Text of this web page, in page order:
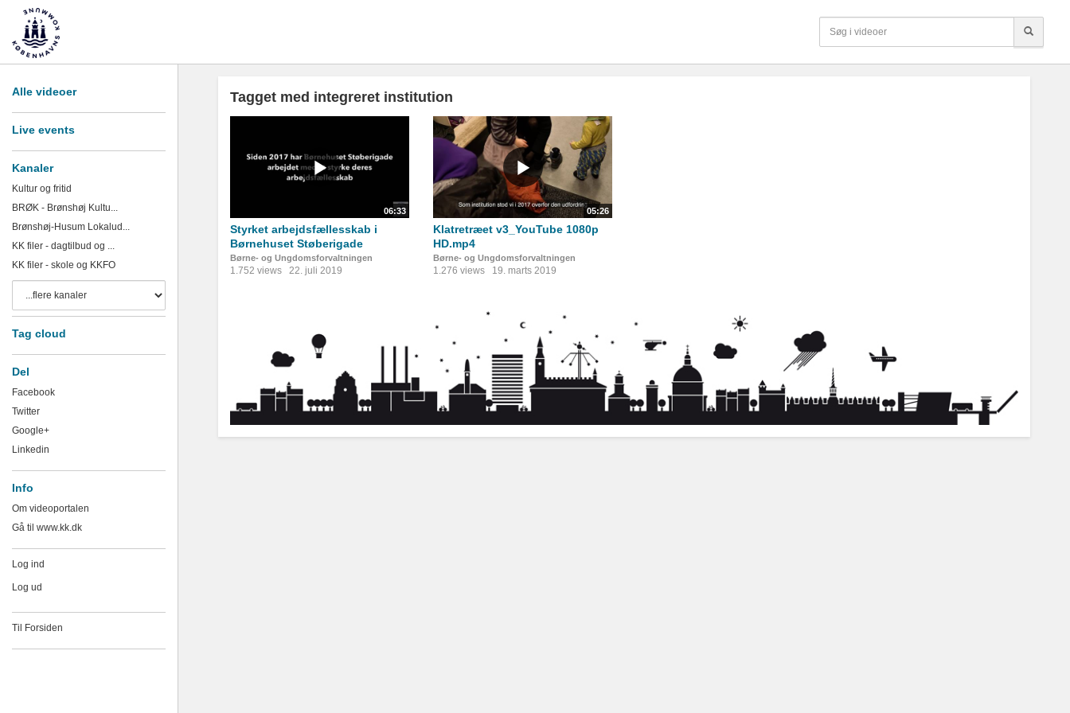
Alle videoer
Live events
Kanaler
Kultur og fritid
BRØK - Brønshøj Kultu...
Brønshøj-Husum Lokalud...
KK filer - dagtilbud og ...
KK filer - skole og KKFO
Tag cloud
Del
Facebook
Twitter
Google+
Linkedin
Info
Om videoportalen
Gå til www.kk.dk
Log ind
Log ud
Til Forsiden
Tagget med integreret institution
06:33
Styrket arbejdsfællesskab i
Børnehuset Støberigade
Børne- og Ungdomsforvaltningen
1.752 views 22. juli 2019
05:26
Klatretræet v3_YouTube 1080p
HD.mp4
Børne- og Ungdomsforvaltningen
1.276 views 19. marts 2019